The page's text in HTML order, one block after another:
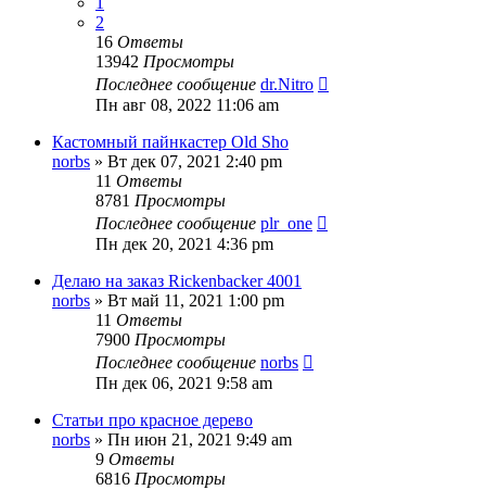
2
16 Ответы
13942 Просмотры
Последнее сообщение dr.Nitro
Пн авг 08, 2022 11:06 am
Кастомный пайнкастер Old Sho
norbs » Вт дек 07, 2021 2:40 pm
11 Ответы
8781 Просмотры
Последнее сообщение plr_one
Пн дек 20, 2021 4:36 pm
Делаю на заказ Rickenbacker 4001
norbs » Вт май 11, 2021 1:00 pm
11 Ответы
7900 Просмотры
Последнее сообщение norbs
Пн дек 06, 2021 9:58 am
Статьи про красное дерево
norbs » Пн июн 21, 2021 9:49 am
9 Ответы
6816 Просмотры